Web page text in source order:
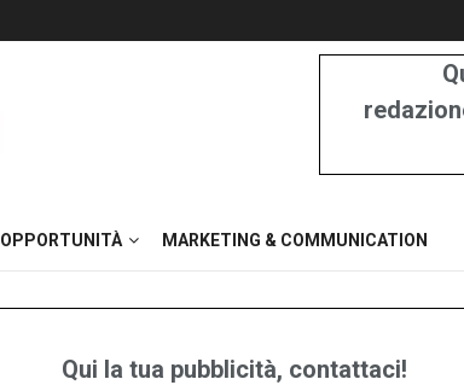
OPPORTUNITÀ MARKETING & COMMUNICATION
Qui la tua pubblicità, contattaci!